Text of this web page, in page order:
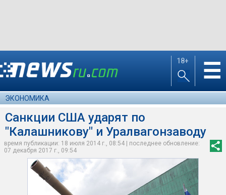
18+ ☰
ЭКОНОМИКА
Санкции США ударят по
"Калашникову" и Уралвагонзаводу
время публикации: 18 июля 2014 г., 08:54 | последнее обновление:
07 декабря 2017 г., 09:54